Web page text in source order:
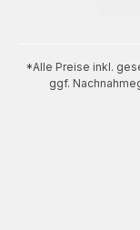
*Alle Preise inkl.
ggf.